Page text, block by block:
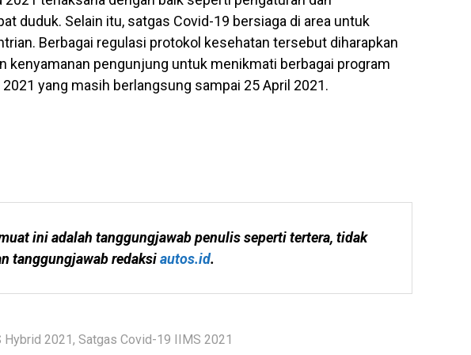
duduk. Selain itu, satgas Covid-19 bersiaga di area untuk
Berbagai regulasi protokol kesehatan tersebut diharapkan
kenyamanan pengunjung untuk menikmati berbagai program
yang masih berlangsung sampai 25 April 2021.
ini adalah tanggungjawab penulis seperti tertera, tidak
tanggungjawab redaksi autos.id.
Hybrid 2021 , Satgas Covid-19 IIMS 2021